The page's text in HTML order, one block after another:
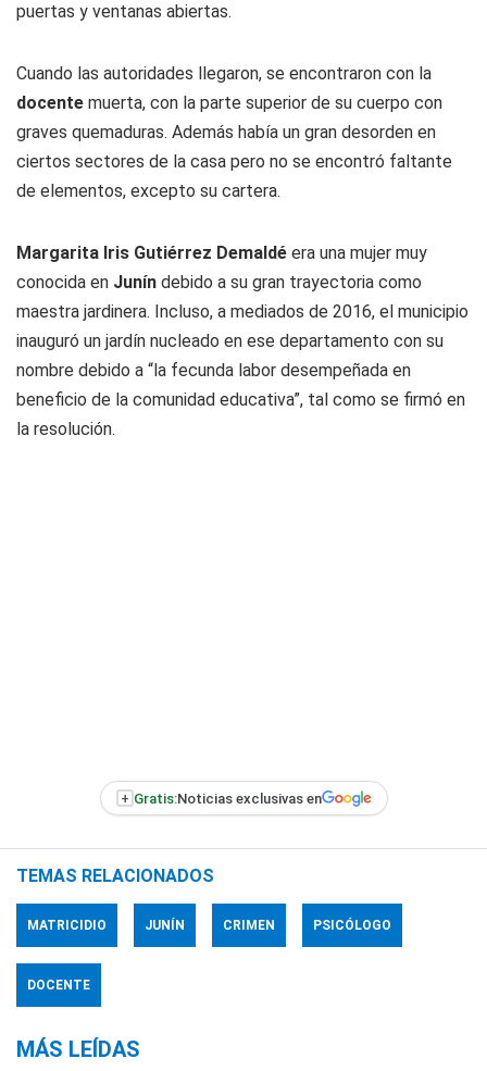
puertas y ventanas abiertas.
Cuando las autoridades llegaron, se encontraron con la
docente muerta, con la parte superior de su cuerpo con
graves quemaduras. Además había un gran desorden en
ciertos sectores de la casa pero no se encontró faltante
de elementos, excepto su cartera.
Margarita Iris Gutiérrez Demaldé era una mujer muy
conocida en Junín debido a su gran trayectoria como
maestra jardinera. Incluso, a mediados de 2016, el municipio
inauguró un jardín nucleado en ese departamento con su
nombre debido a “la fecunda labor desempeñada en
beneficio de la comunidad educativa”, tal como se firmó en
la resolución.
+ Gratis:Noticias exclusivas en
TEMAS RELACIONADOS
MATRICIDIO JUNÍN CRIMEN PSICÓLOGO
DOCENTE
MÁS LEÍDAS